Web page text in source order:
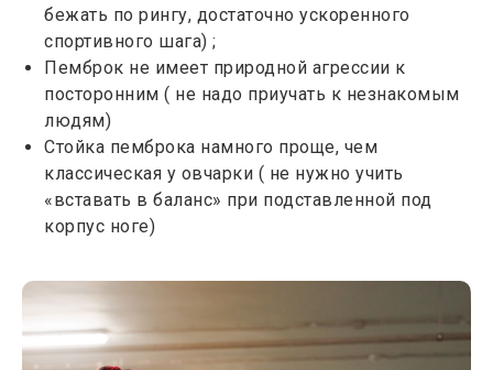
бежать по рингу, достаточно ускоренного
спортивного шага) ;
Пемброк не имеет природной агрессии к
посторонним ( не надо приучать к незнакомым
людям)
Стойка пемброка намного проще, чем
классическая у овчарки ( не нужно учить
«вставать в баланс» при подставленной под
корпус ноге)